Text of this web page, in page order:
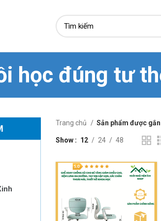
học đúng tư
Trang chủ Sản phẩm được
Show 12 24 48